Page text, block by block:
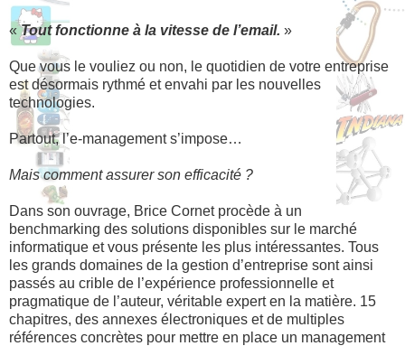
«Tout fonctionne à la vitesse de l’email. »
Que vous le vouliez ou non, le quotidien de votre entreprise
est désormais rythmé et envahi par les nouvelles
technologies.
Partout, l’e-management s’impose…
Mais comment assurer son efficacité ?
Dans son ouvrage, Brice Cornet procède à un
benchmarking des solutions disponibles sur le marché
informatique et vous présente les plus intéressantes. Tous
les grands domaines de la gestion d’entreprise sont ainsi
passés au crible de l’expérience professionnelle et
pragmatique de l’auteur, véritable expert en la matière. 15
chapitres, des annexes électroniques et de multiples
références concrètes pour mettre en place un management